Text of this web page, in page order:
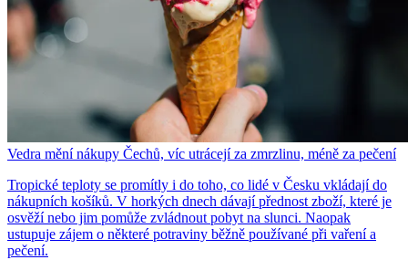
Vedra mění nákupy Čechů, víc utrácejí za zmrzlinu, méně za pečení
Tropické teploty se promítly i do toho, co lidé v Česku vkládají do
nákupních košíků. V horkých dnech dávají přednost zboží, které je
osvěží nebo jim pomůže zvládnout pobyt na slunci. Naopak
ustupuje zájem o některé potraviny běžně používané při vaření a
pečení.